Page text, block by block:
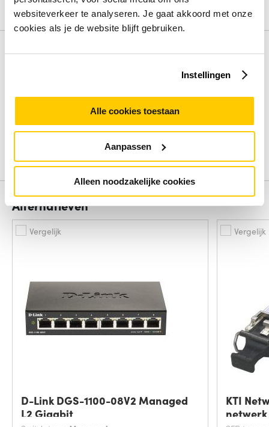
websiteverkeer te analyseren. Je gaat akkoord met onze
cookies als je de website blijft gebruiken.
Instellingen
Alle cookies toestaan
Aanpassen
Alleen noodzakelijke cookies
Bekijk alle specificaties
Review
Deel je ervaring met het product door het schrijven van een
review.
Alternatieven
Vergelijk
D-Link DGS-1100-08V2 Managed
L2 Gigabit
Vergelijk
KTI
netwerk